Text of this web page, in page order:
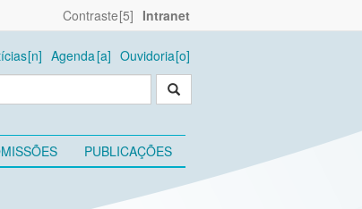
Contraste Intranet
Agenda Ouvidoria
PUBLICAÇÕES